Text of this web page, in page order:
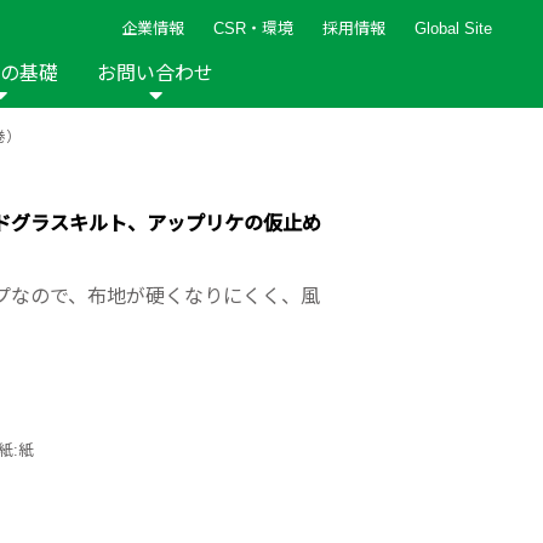
企業情報 CSR・環境 採用情報 Global Site
ルト 人気レシピ
ど
手芸用品 編み針
基礎 お問い合わせ
グラスキルト、アップリケの仮止め
なので、布地が硬くなりにくく、風
:紙